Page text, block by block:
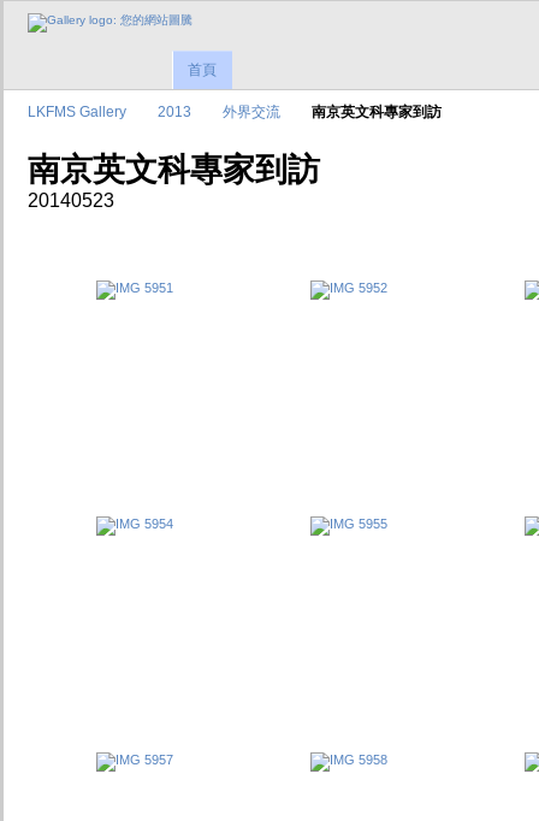
首頁
LKFMS Gallery 2013 外界交流 南京英文科專家到訪
南京英文科專家到訪
20140523